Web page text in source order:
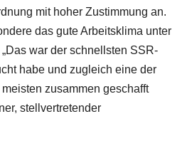
mit hoher Zustimmung an.
das gute Arbeitsklima unter
war der schnellsten SSR-
habe und zugleich eine der
zusammen geschafft
stellvertretender